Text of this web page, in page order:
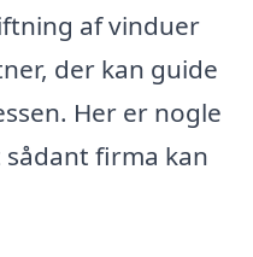
af vinduer
der kan guide
Her er nogle
firma kan